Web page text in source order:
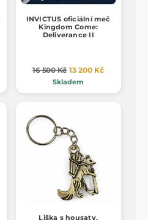
INVICTUS oficiální meč
Kingdom Come:
Deliverance II
16 500 Kč 13 200 Kč
Skladem
Liška s housaty,